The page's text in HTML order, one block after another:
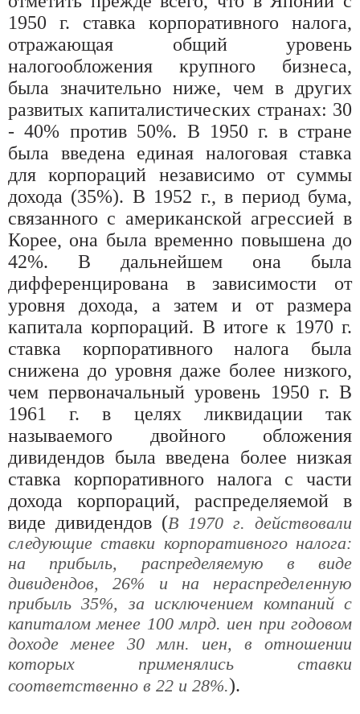
1950 г. ставка корпоративного налога,
отражающая общий уровень
налогообложения крупного бизнеса,
была значительно ниже, чем в других
развитых капиталистических странах: 30
- 40% против 50%. В 1950 г. в стране
была введена единая налоговая ставка
для корпораций независимо от суммы
дохода (35%). В 1952 г., в период бума,
связанного с американской агрессией в
Корее, она была временно повышена до
42%. В дальнейшем она была
дифференцирована в зависимости от
уровня дохода, а затем и от размера
капитала корпораций. В итоге к 1970 г.
ставка корпоративного налога была
снижена до уровня даже более низкого,
чем первоначальный уровень 1950 г. В
1961 г. в целях ликвидации так
называемого двойного обложения
дивидендов была введена более низкая
ставка корпоративного налога с части
дохода корпораций, распределяемой в
виде дивидендов (В 1970 г. действовали
следующие ставки корпоративного налога:
на прибыль, распределяемую в виде
дивидендов, 26% и на нераспределенную
прибыль 35%, за исключением компаний с
капиталом менее 100 млрд. иен при годовом
доходе менее 30 млн. иен, в отношении
которых применялись ставки
соответственно в 22 и 28%.).